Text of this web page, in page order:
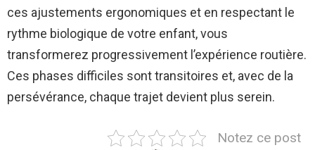
ces ajustements ergonomiques et en respectant le
rythme biologique de votre enfant, vous
transformerez progressivement l’expérience routière.
Ces phases difficiles sont transitoires et, avec de la
persévérance, chaque trajet devient plus serein.
Notez ce post